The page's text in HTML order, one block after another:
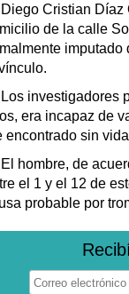
Diego Cristian Díaz
de la calle
imputado
Los investigadores
era incapaz de
encontrado sin
El hombre, de
el 1 y el 12 de
probable por